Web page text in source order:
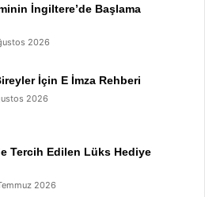
İngiltere’de Başlama
2026
İçin E İmza Rehberi
2026
Tercih Edilen Lüks Hediye
2026